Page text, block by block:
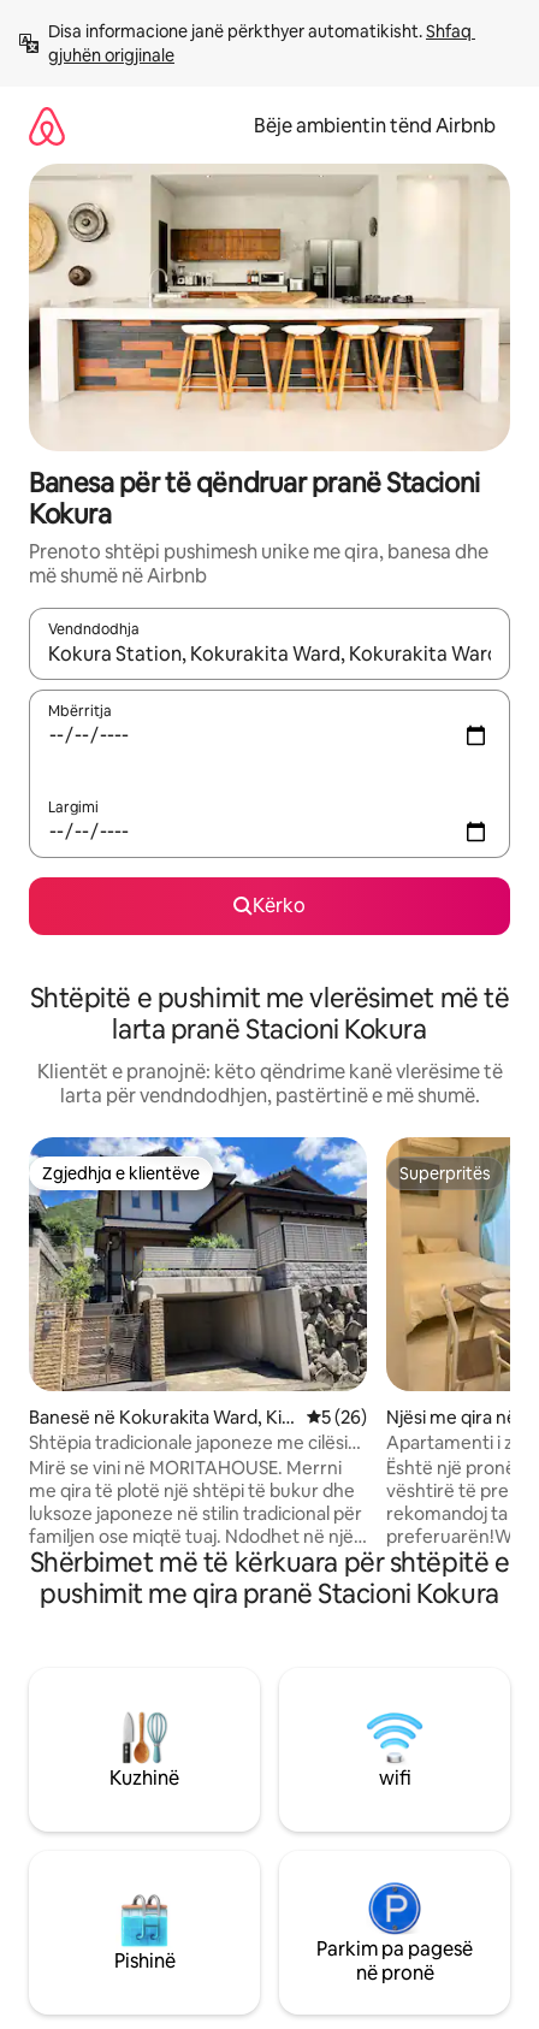
përmbajtja
Disa informacione janë përkthyer automatikisht. Shfaq
gjuhën origjinale
Bëje ambientin tënd Airbnb
Banesa për të qëndruar pranë Stacioni
Kokura
Prenoto shtëpi pushimesh unike me qira, banesa dhe
më shumë në Airbnb
Vendndodhja
Kur rezultatet të jenë të disponueshme, lëviz me butonat e
Mbërritja
Largimi
Kërko
Shtëpitë e pushimit me vlerësimet më të
larta pranë Stacioni Kokura
Klientët e pranojnë: këto qëndrime kanë vlerësime të
larta për vendndodhjen, pastërtinë e më shumë.
Zgjedhja e klientëve
Zgjedhja e klientëve
Banesë në Kokurakita Ward, Kit
akyushu
Vlerësimi mesatar 5 nga 5,
5 (26)
Shtëpia tradicionale japoneze me cilësi
të lartë Morita House. Rezervim i të
gjithë shtëpisë për familjen ose miqtë.
Rekomandohet për qëndrime të gjata!
Për vizita në shtëpi ose udhëtime në
Kitakyushu, Kokura, Moji, Minato
Mirë se vini në MORITAHOUSE. Merrni
me qira të plotë një shtëpi të bukur dhe
luksoze japoneze në stilin tradicional për
familjen ose miqtë tuaj. Ndodhet në një
zonë të qetë banimi në Yamanote dhe ju
mund të përjetoni jetën e përditshme
japoneze. Ju ftojmë të qëndroni në një
që mund të qëndroni privatisht në një
dhomë tradicionale japoneze ndërsa
shijoni natyrën e katër stinëve. Mund të
përjetoni jetën e përditshme japoneze.
minuta me makinë) Ka dyqanin më të
Kuzhinë e kompletuar, tualet në çdo kat
Ka vend parkimi për 2 makina (Për shkak
se është garazh i gërmuar, ka kufizim
lartësie. Vetëm për automjete me lartësi
makinat me lartësi të madhe nuk mund
Superpritës
Superpritës
Njësi me qira në
Apartamenti i z.
makinë nga
më këmbë nga
restorante dhe
distancë ecjeje,
Është një pronë
vështirë të
rekomandoj ta
preferuarën!Wi-Fi
kuzhine, mobilie
maksimal: 4
kryesore] 1
fytyre (për
[Kuzhina] Soba,
frigoriferi/
mikrovala,
Kjo shtëpi është
Gjithashtu,
tretë. 5. Rreth
duhani brenda. -
dhomë dhe në
bishtave të
lutem hiqi
Shërbimet më të kërkuara për shtëpitë e
pushimit me qira pranë Stacioni Kokura
Kuzhinë wifi
Pishinë
Parkim pa pagesë
në pronë